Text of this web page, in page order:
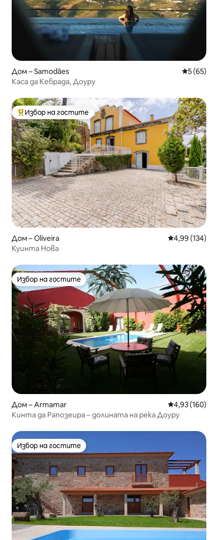
Дом – Samodães Средна
5 (65)
Каса да Кебрада, Доуру
Най-популярен избор на гостите
Избор на гостите
Дом – Oliveira Средна
4,99 (134)
Куинта Нова
Избор на гостите
Избор на гостите
Дом – Armamar Средна
4,93 (160)
Кинта да Рапозеира – долината на река Доуру
Избор на гостите
Избор на гостите